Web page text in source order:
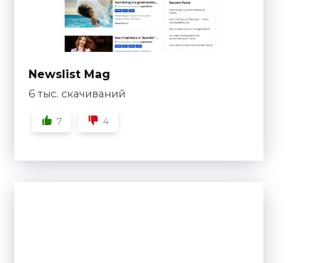
Newslist Mag
6 тыс. скачиваний
7 4